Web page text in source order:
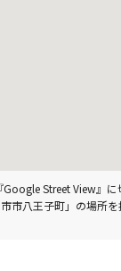
Street View』に
八王子町」の場所